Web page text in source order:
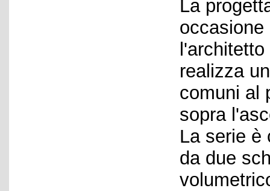
La
occasione
realizza
comuni al
sopra
La serie è
da due